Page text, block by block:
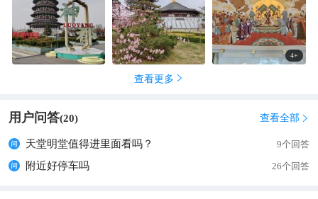
4+
查看更多 
用户问答(20) 查看全部 
天堂明堂值得进里面看吗？ 9个回答
附近好停车吗 26个回答